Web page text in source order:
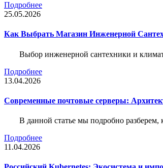
Подробнее
25.05.2026
Как Выбрать Магазин Инженерной
Выбор инженерной сантехники и
Подробнее
13.04.2026
Современные почтовые серверы:
В данной статье мы подробно разберем,
Подробнее
11.04.2026